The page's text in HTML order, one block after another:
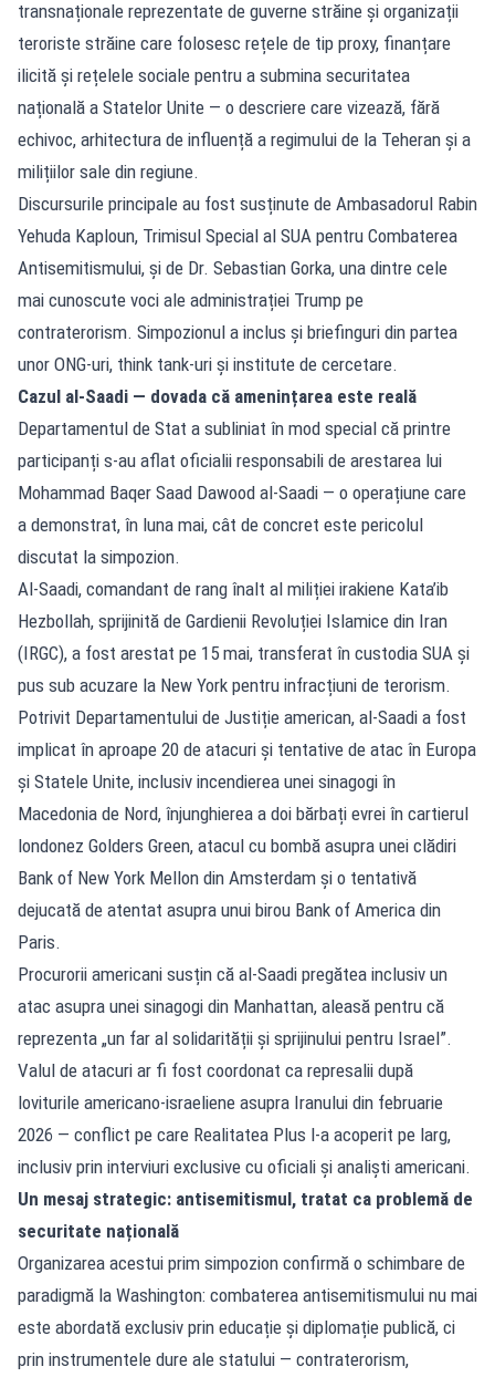
transnaționale reprezentate de guverne străine și organizații
teroriste străine care folosesc rețele de tip proxy, finanțare
ilicită și rețelele sociale pentru a submina securitatea
națională a Statelor Unite — o descriere care vizează, fără
echivoc, arhitectura de influență a regimului de la Teheran și a
milițiilor sale din regiune.
Discursurile principale au fost susținute de Ambasadorul Rabin
Yehuda Kaploun, Trimisul Special al SUA pentru Combaterea
Antisemitismului, și de Dr. Sebastian Gorka, una dintre cele
mai cunoscute voci ale administrației Trump pe
contraterorism. Simpozionul a inclus și briefinguri din partea
unor ONG-uri, think tank-uri și institute de cercetare.
Cazul al-Saadi — dovada că amenințarea este reală
Departamentul de Stat a subliniat în mod special că printre
participanți s-au aflat oficialii responsabili de arestarea lui
Mohammad Baqer Saad Dawood al-Saadi — o operațiune care
a demonstrat, în luna mai, cât de concret este pericolul
discutat la simpozion.
Al-Saadi, comandant de rang înalt al miliției irakiene Kata’ib
Hezbollah, sprijinită de Gardienii Revoluției Islamice din Iran
(IRGC), a fost arestat pe 15 mai, transferat în custodia SUA și
pus sub acuzare la New York pentru infracțiuni de terorism.
Potrivit Departamentului de Justiție american, al-Saadi a fost
implicat în aproape 20 de atacuri și tentative de atac în Europa
și Statele Unite, inclusiv incendierea unei sinagogi în
Macedonia de Nord, înjunghierea a doi bărbați evrei în cartierul
londonez Golders Green, atacul cu bombă asupra unei clădiri
Bank of New York Mellon din Amsterdam și o tentativă
dejucată de atentat asupra unui birou Bank of America din
Paris.
Procurorii americani susțin că al-Saadi pregătea inclusiv un
atac asupra unei sinagogi din Manhattan, aleasă pentru că
reprezenta „un far al solidarității și sprijinului pentru Israel”.
Valul de atacuri ar fi fost coordonat ca represalii după
loviturile americano-israeliene asupra Iranului din februarie
2026 — conflict pe care Realitatea Plus l-a acoperit pe larg,
inclusiv prin interviuri exclusive cu oficiali și analiști americani.
Un mesaj strategic: antisemitismul, tratat ca problemă de
securitate națională
Organizarea acestui prim simpozion confirmă o schimbare de
paradigmă la Washington: combaterea antisemitismului nu mai
este abordată exclusiv prin educație și diplomație publică, ci
prin instrumentele dure ale statului — contraterorism,